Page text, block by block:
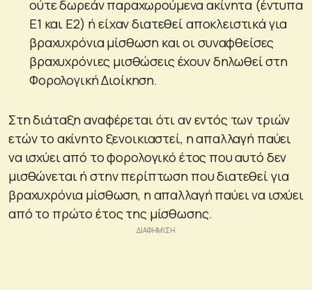
ούτε δωρεάν παραχωρούμενα ακίνητα (έντυπα
Ε1 και Ε2) ή είχαν διατεθεί αποκλειστικά για
βραχυχρόνια μίσθωση και οι συναφθείσες
βραχυχρόνιες μισθώσεις έχουν δηλωθεί στη
Φορολογική Διοίκηση.
Στη διάταξη αναφέρεται ότι αν εντός των τριών
ετών το ακίνητο ξενοικιαστεί, η απαλλαγή παύει
να ισχύει από το φορολογικό έτος που αυτό δεν
μισθώνεται ή στην περίπτωση που διατεθεί για
βραχυχρόνια μίσθωση, η απαλλαγή παύει να ισχύει
από το πρώτο έτος της μίσθωσης.